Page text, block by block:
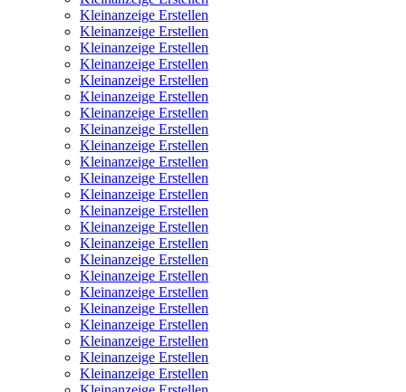
Kleinanzeige Erstellen
Kleinanzeige Erstellen
Kleinanzeige Erstellen
Kleinanzeige Erstellen
Kleinanzeige Erstellen
Kleinanzeige Erstellen
Kleinanzeige Erstellen
Kleinanzeige Erstellen
Kleinanzeige Erstellen
Kleinanzeige Erstellen
Kleinanzeige Erstellen
Kleinanzeige Erstellen
Kleinanzeige Erstellen
Kleinanzeige Erstellen
Kleinanzeige Erstellen
Kleinanzeige Erstellen
Kleinanzeige Erstellen
Kleinanzeige Erstellen
Kleinanzeige Erstellen
Kleinanzeige Erstellen
Kleinanzeige Erstellen
Kleinanzeige Erstellen
Kleinanzeige Erstellen